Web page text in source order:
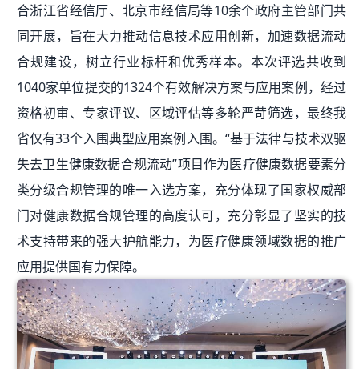
合浙江省经信厅、北京市经信局等10余个政府主管部门共
同开展，旨在大力推动信息技术应用创新，加速数据流动
合规建设，树立行业标杆和优秀样本。本次评选共收到
1040家单位提交的1324个有效解决方案与应用案例，经过
资格初审、专家评议、区域评估等多轮严苛筛选，最终我
省仅有33个入围典型应用案例入围。“基于法律与技术双驱
失去卫生健康数据合规流动”项目作为医疗健康数据要素分
类分级合规管理的唯一入选方案，充分体现了国家权威部
门对健康数据合规管理的高度认可，充分彰显了坚实的技
术支持带来的强大护航能力，为医疗健康领域数据的推广
应用提供国有力保障。